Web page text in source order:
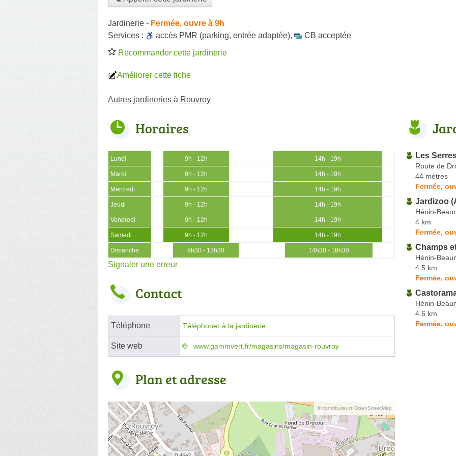
Jardinerie - Fermée, ouvre à 9h
Services :
accès PMR (parking, entrée adaptée),
CB acceptée
Recommander cette jardinerie
Améliorer cette fiche
Autres jardineries à Rouvroy
Horaires
Lundi 9h - 12h 14h - 19h
Mardi 9h - 12h 14h - 19h
Mercredi 9h - 12h 14h - 19h
Jeudi 9h - 12h 14h - 19h
Vendredi 9h - 12h 14h - 19h
Samedi 9h - 12h 14h - 19h
Dimanche 9h30 - 12h30 14h30 - 18h30
Signaler une erreur
Contact
Téléphone Téléphoner à la jardinerie
Site web www.gammvert.fr/magasins/magasin-rouvroy
Plan et adresse
© contributeurs OpenStreetMap
Les
Route de
44 mètres
Fermée,
Jardizoo
Hénin-
4 km
Fermée,
Champs
Hénin-
4.5 km
Fermée,
Hénin-
4.6 km
Fermée,